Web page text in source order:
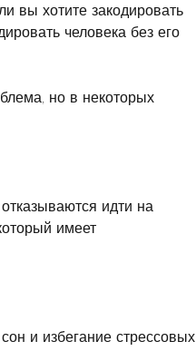
вы хотите закодировать
человека без его
но в некоторых
идти на
имеет
и избегание стрессовых